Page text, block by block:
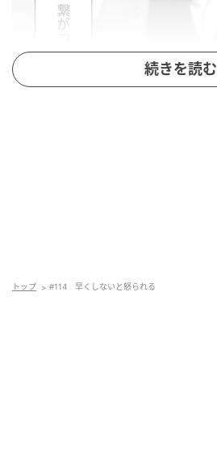
続きを読む
トップ #114 早くしないと怒られる